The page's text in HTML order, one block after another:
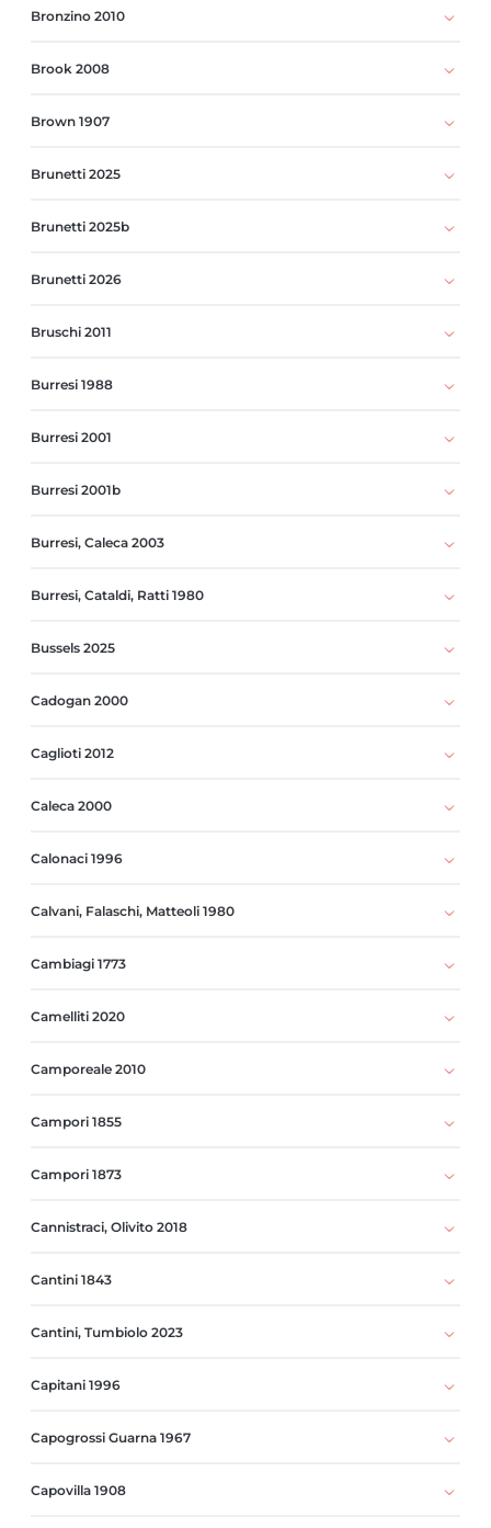
Bronzino 2010
Brook 2008
Brown 1907
Brunetti 2025
Brunetti 2025b
Brunetti 2026
Bruschi 2011
Burresi 1988
Burresi 2001
Burresi 2001b
Burresi, Caleca 2003
Burresi, Cataldi, Ratti 1980
Bussels 2025
Cadogan 2000
Caglioti 2012
Caleca 2000
Calonaci 1996
Calvani, Falaschi, Matteoli 1980
Cambiagi 1773
Camelliti 2020
Camporeale 2010
Campori 1855
Campori 1873
Cannistraci, Olivito 2018
Cantini 1843
Cantini, Tumbiolo 2023
Capitani 1996
Capogrossi Guarna 1967
Capovilla 1908